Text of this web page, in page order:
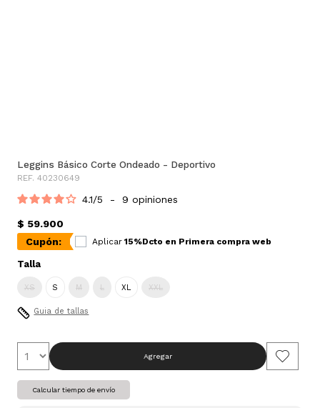
Leggins Básico Corte Ondeado - Deportivo
REF. 40230649
4.1/5 - 9 opiniones
$ 59.900
Cupón:
Aplicar 15%Dcto en Primera compra web
Talla
XS S M L XL XXL
Guia de tallas
Agregar
Calcular tiempo de envío